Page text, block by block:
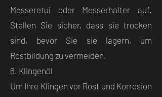
Messeretui oder Messerhalter auf.
Stellen Sie sicher, dass sie trocken
sind, bevor Sie sie lagern, um
Rostbildung zu vermeiden.
6. Klingenöl
Um Ihre Klingen vor Rost und Korrosion